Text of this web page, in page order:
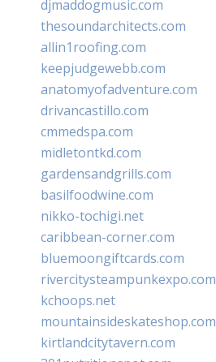
djmaddogmusic.com
thesoundarchitects.com
allin1roofing.com
keepjudgewebb.com
anatomyofadventure.com
drivancastillo.com
cmmedspa.com
midletontkd.com
gardensandgrills.com
basilfoodwine.com
nikko-tochigi.net
caribbean-corner.com
bluemoongiftcards.com
rivercitysteampunkexpo.com
kchoops.net
mountainsideskateshop.com
kirtlandcitytavern.com